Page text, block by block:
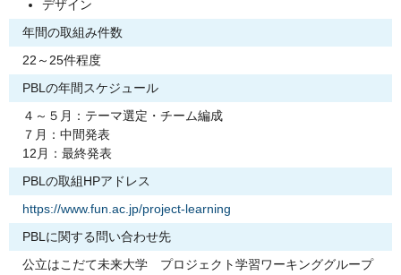
デザイン
年間の取組み件数
22～25件程度
PBLの年間スケジュール
４～５月：テーマ選定・チーム編成
７月：中間発表
12月：最終発表
PBLの取組HPアドレス
https://www.fun.ac.jp/project-learning
PBLに関する問い合わせ先
公立はこだて未来大学 プロジェクト学習ワーキンググループ